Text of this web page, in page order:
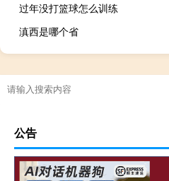
过年没打篮球怎么训练
滇西是哪个省
公告